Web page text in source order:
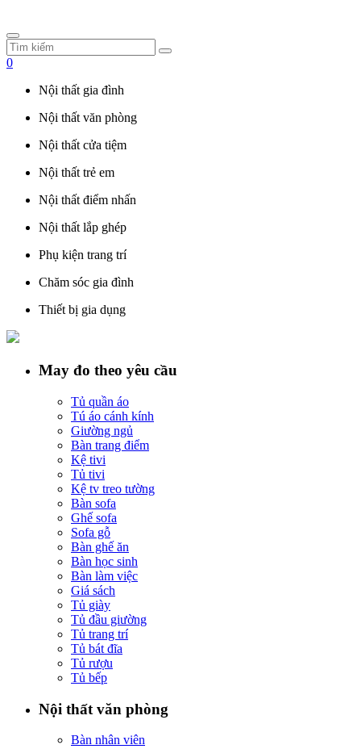
0
Nội thất gia đình
Nội thất văn phòng
Nội thất cửa tiệm
Nội thất trẻ em
Nội thất điểm nhấn
Nội thất lắp ghép
Phụ kiện trang trí
Chăm sóc gia đình
Thiết bị gia dụng
May đo theo yêu cầu
Tủ quần áo
Tú áo cánh kính
Giường ngủ
Bàn trang điểm
Kệ tivi
Tủ tivi
Kệ tv treo tường
Bàn sofa
Ghế sofa
Sofa gỗ
Bàn ghế ăn
Bàn học sinh
Bàn làm việc
Giá sách
Tủ giày
Tủ đầu giường
Tủ trang trí
Tủ bát đĩa
Tủ rượu
Tủ bếp
Nội thất văn phòng
Bàn nhân viên